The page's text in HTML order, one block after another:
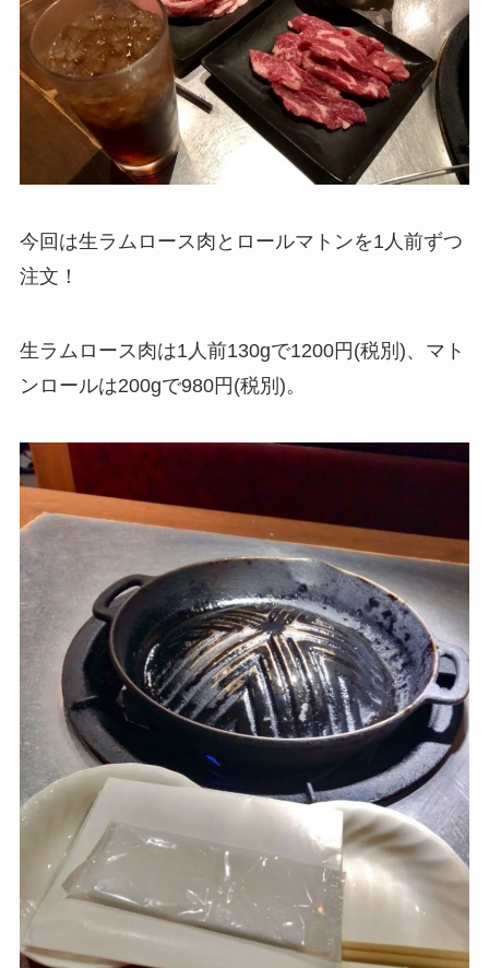
今回は生ラムロース肉とロールマトンを1人前ずつ
注文！
生ラムロース肉は1人前130gで1200円(税別)、マト
ンロールは200gで980円(税別)。